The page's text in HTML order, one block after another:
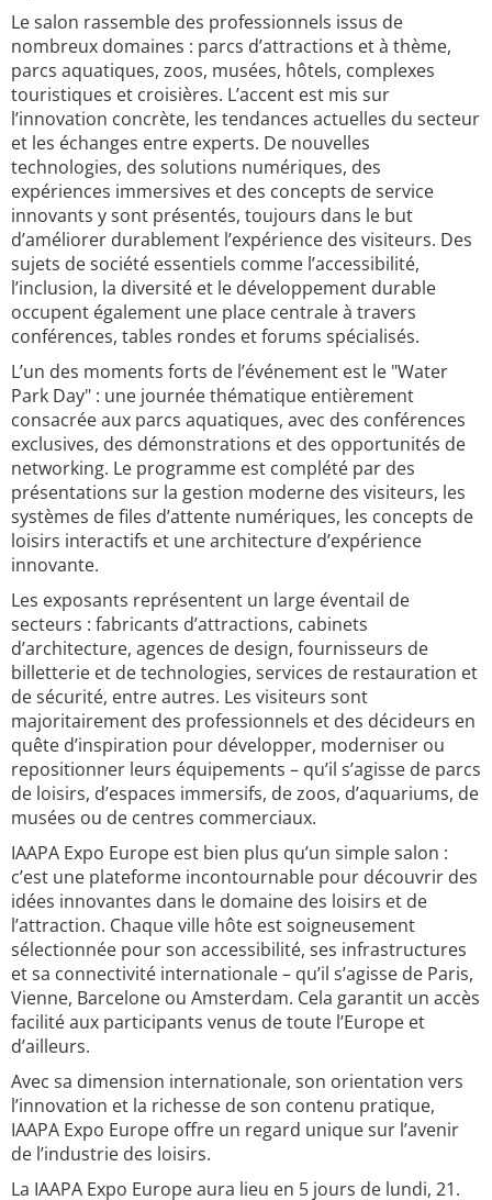
Le salon rassemble des professionnels issus de
nombreux domaines : parcs d’attractions et à thème,
parcs aquatiques, zoos, musées, hôtels, complexes
touristiques et croisières. L’accent est mis sur
l’innovation concrète, les tendances actuelles du secteur
et les échanges entre experts. De nouvelles
technologies, des solutions numériques, des
expériences immersives et des concepts de service
innovants y sont présentés, toujours dans le but
d’améliorer durablement l’expérience des visiteurs. Des
sujets de société essentiels comme l’accessibilité,
l’inclusion, la diversité et le développement durable
occupent également une place centrale à travers
conférences, tables rondes et forums spécialisés.
L’un des moments forts de l’événement est le "Water
Park Day" : une journée thématique entièrement
consacrée aux parcs aquatiques, avec des conférences
exclusives, des démonstrations et des opportunités de
networking. Le programme est complété par des
présentations sur la gestion moderne des visiteurs, les
systèmes de files d’attente numériques, les concepts de
loisirs interactifs et une architecture d’expérience
innovante.
Les exposants représentent un large éventail de
secteurs : fabricants d’attractions, cabinets
d’architecture, agences de design, fournisseurs de
billetterie et de technologies, services de restauration et
de sécurité, entre autres. Les visiteurs sont
majoritairement des professionnels et des décideurs en
quête d’inspiration pour développer, moderniser ou
repositionner leurs équipements – qu’il s’agisse de parcs
de loisirs, d’espaces immersifs, de zoos, d’aquariums, de
musées ou de centres commerciaux.
IAAPA Expo Europe est bien plus qu’un simple salon :
c’est une plateforme incontournable pour découvrir des
idées innovantes dans le domaine des loisirs et de
l’attraction. Chaque ville hôte est soigneusement
sélectionnée pour son accessibilité, ses infrastructures
et sa connectivité internationale – qu’il s’agisse de Paris,
Vienne, Barcelone ou Amsterdam. Cela garantit un accès
facilité aux participants venus de toute l’Europe et
d’ailleurs.
Avec sa dimension internationale, son orientation vers
l’innovation et la richesse de son contenu pratique,
IAAPA Expo Europe offre un regard unique sur l’avenir
de l’industrie des loisirs.
La IAAPA Expo Europe aura lieu en 5 jours de lundi, 21.